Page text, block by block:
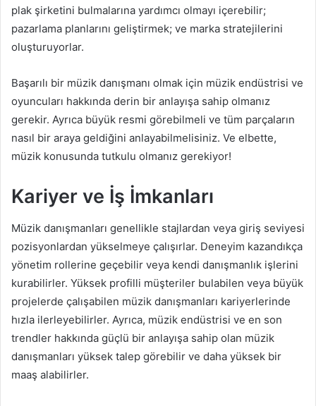
plak şirketini bulmalarına yardımcı olmayı içerebilir;
pazarlama planlarını geliştirmek; ve marka stratejilerini
oluşturuyorlar.
Başarılı bir müzik danışmanı olmak için müzik endüstrisi ve
oyuncuları hakkında derin bir anlayışa sahip olmanız
gerekir. Ayrıca büyük resmi görebilmeli ve tüm parçaların
nasıl bir araya geldiğini anlayabilmelisiniz. Ve elbette,
müzik konusunda tutkulu olmanız gerekiyor!
Kariyer ve İş İmkanları
Müzik danışmanları genellikle stajlardan veya giriş seviyesi
pozisyonlardan yükselmeye çalışırlar. Deneyim kazandıkça
yönetim rollerine geçebilir veya kendi danışmanlık işlerini
kurabilirler. Yüksek profilli müşteriler bulabilen veya büyük
projelerde çalışabilen müzik danışmanları kariyerlerinde
hızla ilerleyebilirler. Ayrıca, müzik endüstrisi ve en son
trendler hakkında güçlü bir anlayışa sahip olan müzik
danışmanları yüksek talep görebilir ve daha yüksek bir
maaş alabilirler.